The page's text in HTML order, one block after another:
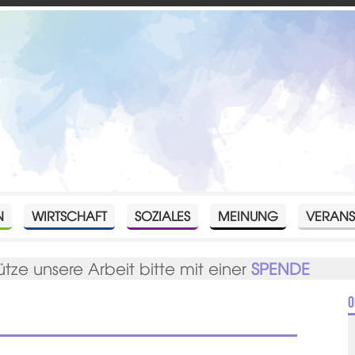
WIRTSCHAFT SOZIALES MEINUNG
unsere Arbeit bitte mit einerSPENDE